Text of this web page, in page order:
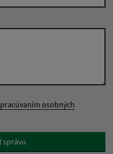
osobných
správu